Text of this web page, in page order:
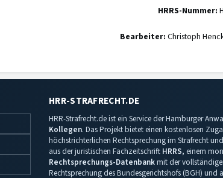
HRRS-Nummer:
Bearbeiter: Christoph
HRR-STRAFRECHT.DE
HRR-Strafrecht.de ist ein Service der Hamburger
Kollegen. Das Projekt bietet einen kostenlosen
höchstrichterlichen Rechtsprechung im Strafrecht
aus der juristischen Fachzeitschrift HRRS, einem
Rechtsprechungs-Datenbankmit der
Rechtsprechung des Bundesgerichtshofs (BGH) und